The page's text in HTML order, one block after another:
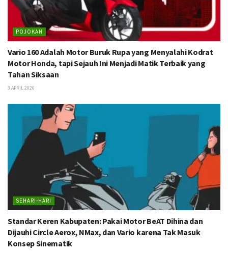
POJOKAN
Vario 160 Adalah Motor Buruk Rupa yang Menyalahi Kodrat
Motor Honda, tapi Sejauh Ini Menjadi Matik Terbaik yang
Tahan Siksaan
3 APRIL 2026
SEHARI-HARI
Standar Keren Kabupaten: Pakai Motor BeAT Dihina dan
Dijauhi Circle Aerox, NMax, dan Vario karena Tak Masuk
Konsep Sinematik